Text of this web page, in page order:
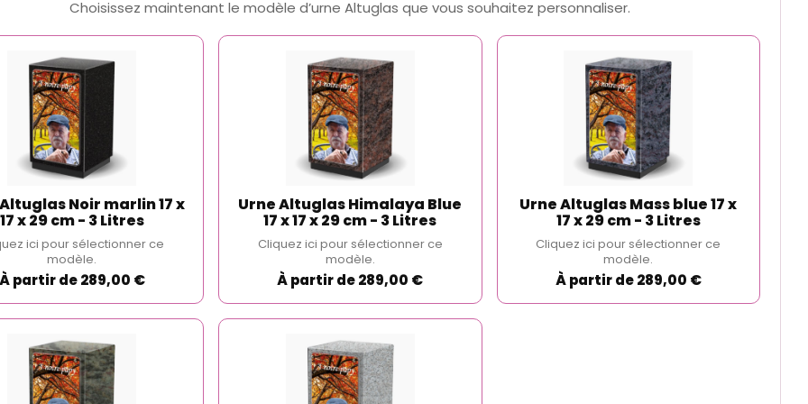
Choisissez maintenant le modèle d’urne Altuglas que vous souhaitez personnaliser.
Noir marlin 17 x
17 x 29 cm - 3 Litres
ici pour sélectionner ce
modèle.
À partir de 289,00 €
Urne Altuglas Himalaya Blue
17 x 17 x 29 cm - 3 Litres
Cliquez ici pour sélectionner ce
modèle.
À partir de 289,00 €
Urne Altuglas Mass blue 17 x
17 x 29 cm - 3 Litres
Cliquez ici pour sélectionner ce
modèle.
À partir de 289,00 €